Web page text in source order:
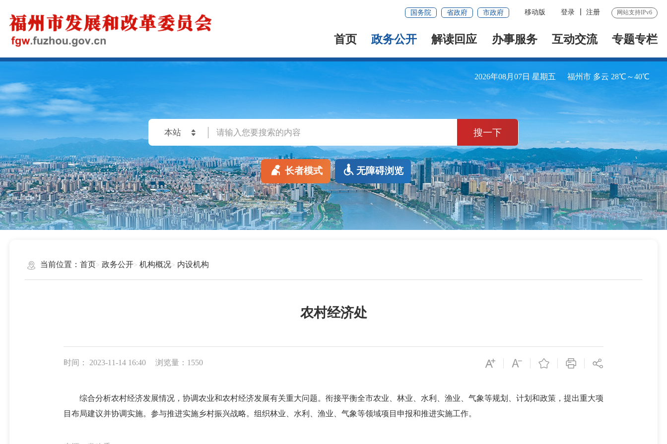
国务院 省政府 市政府 移动版 登录 注册 网站支持IPv6
首页 政务公开 解读回应 办事服务 互动交流 专题专栏
2026年08月07日 星期五 福州市 多云 28℃～40℃
搜一下
长者模式 无障碍浏览
当前位置： 首页 政务公开 机构概况 内设机构
农村经济处
时间： 2023-11-14 16:40 浏览量：1550
综合分析农村经济发展情况，协调农业和农村经济发展有关重大问题。衔接平衡全市农业、林业、水利、渔业、气象等规划、计划和政策，提出重大项
目布局建议并协调实施。参与推进实施乡村振兴战略。组织林业、水利、渔业、气象等领域项目申报和推进实施工作。